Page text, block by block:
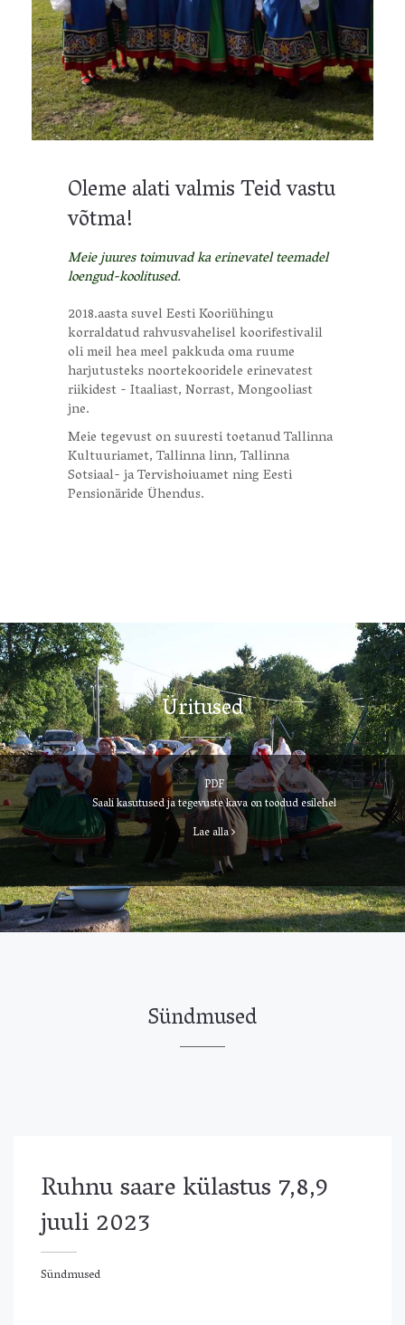
Oleme alati valmis Teid vastu
võtma!
Meie juures toimuvad ka erinevatel teemadel
loengud-koolitused.
2018.aasta suvel Eesti Kooriühingu
korraldatud rahvusvahelisel koorifestivalil
oli meil hea meel pakkuda oma ruume
harjutusteks noortekooridele erinevatest
riikidest - Itaaliast, Norrast, Mongooliast
jne.
Meie tegevust on suuresti toetanud Tallinna
Kultuuriamet, Tallinna linn, Tallinna
Sotsiaal- ja Tervishoiuamet ning Eesti
Pensionäride Ühendus.
Üritused
PDF
Saali kasutused ja tegevuste kava on toodud esilehel
Lae alla
Sündmused
Ruhnu saare külastus 7,8,9
juuli 2023
Sündmused